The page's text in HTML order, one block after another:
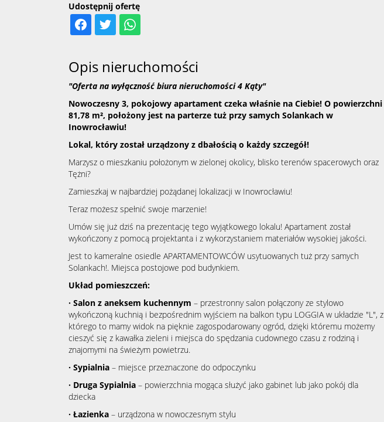
Udostępnij ofertę
Opis nieruchomości
"Oferta na wyłączność biura nieruchomości 4 Kąty"
Nowoczesny 3, pokojowy apartament czeka właśnie na Ciebie! O powierzchni
81,78 m², położony jest na parterze tuż przy samych Solankach w
Inowrocławiu!
Lokal, który został urządzony z dbałością o każdy szczegół!
Marzysz o mieszkaniu położonym w zielonej okolicy, blisko terenów spacerowych oraz
Tężni?
Zamieszkaj w najbardziej pożądanej lokalizacji w Inowrocławiu!
Teraz możesz spełnić swoje marzenie!
Umów się już dziś na prezentację tego wyjątkowego lokalu! Apartament został
wykończony z pomocą projektanta i z wykorzystaniem materiałów wysokiej jakości.
Jest to kameralne osiedle APARTAMENTOWCÓW usytuowanych tuż przy samych
Solankach!. Miejsca postojowe pod budynkiem.
Układ pomieszczeń:
· Salon z aneksem kuchennym – przestronny salon połączony ze stylowo
wykończoną kuchnią i bezpośrednim wyjściem na balkon typu LOGGIA w układzie "L", z
którego to mamy widok na pięknie zagospodarowany ogród, dzięki któremu możemy
cieszyć się z kawałka zieleni i miejsca do spędzania cudownego czasu z rodziną i
znajomymi na świeżym powietrzu.
· Sypialnia – miejsce przeznaczone do odpoczynku
· Druga Sypialnia – powierzchnia mogąca służyć jako gabinet lub jako pokój dla
dziecka
· Łazienka – urządzona w nowoczesnym stylu